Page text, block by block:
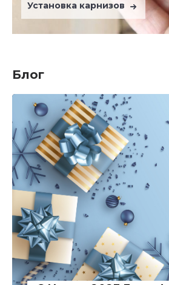
Установка карнизов
Блог